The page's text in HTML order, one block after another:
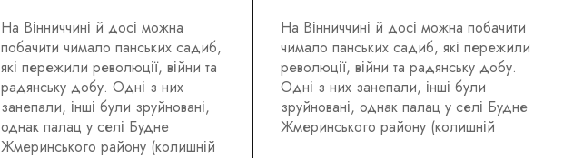
На Вінниччині й досі можна
побачити чимало панських садиб,
які пережили революції, війни та
радянську добу. Одні з них
занепали, інші були зруйновані,
однак палац у селі Будне
Жмеринського району (колишній
На Вінниччині й досі можна побачити
чимало панських садиб, які пережили
революції, війни та радянську добу.
Одні з них занепали, інші були
зруйновані, однак палац у селі Будне
Жмеринського району (колишній